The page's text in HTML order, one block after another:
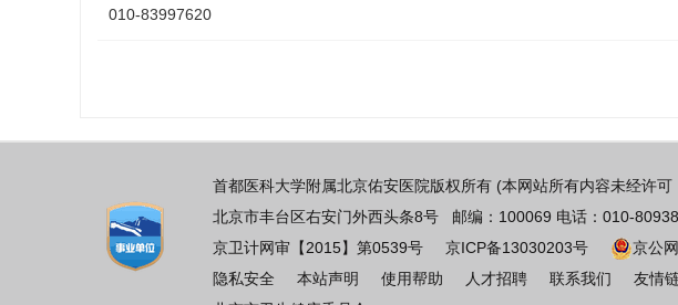
010-83997620
首都医科大学附属北京佑安医院版权所有 (本网站所有内容未经许
北京市丰台区右安门外西头条8号 邮编：100069 电话：010-
京卫计网审【2015】第0539号 京ICP备13030203号
京公
隐私安全
本站声明 使用帮助 人才招聘 联系我们 友情